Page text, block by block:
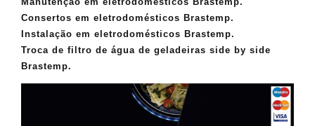
Consertos em eletrodomésticos Brastemp.
Instalação em eletrodomésticos Brastemp.
Troca de filtro de água de geladeiras side by side
Brastemp.